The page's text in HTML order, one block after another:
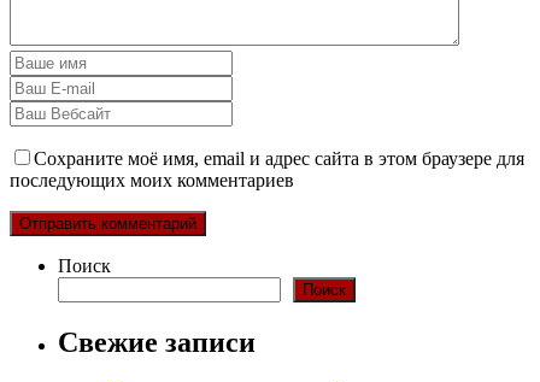
Сохраните моё имя, email и адрес сайта в этом браузере для
последующих моих комментариев
Поиск
Поиск
Свежие записи